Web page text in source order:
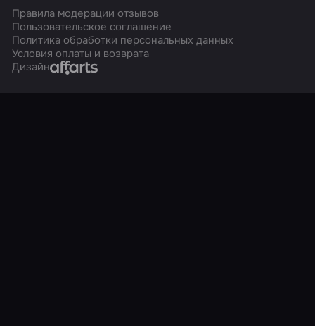
Правила модерации отзывов
Пользовательское соглашение
Политика обработки персональных данных
Условия оплаты и возврата
ДизайнAffarts